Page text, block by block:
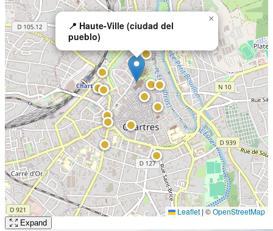
📍 Haute-Ville (ciudad del
pueblo)
×
Leaflet|©OpenStreetMap
Expand